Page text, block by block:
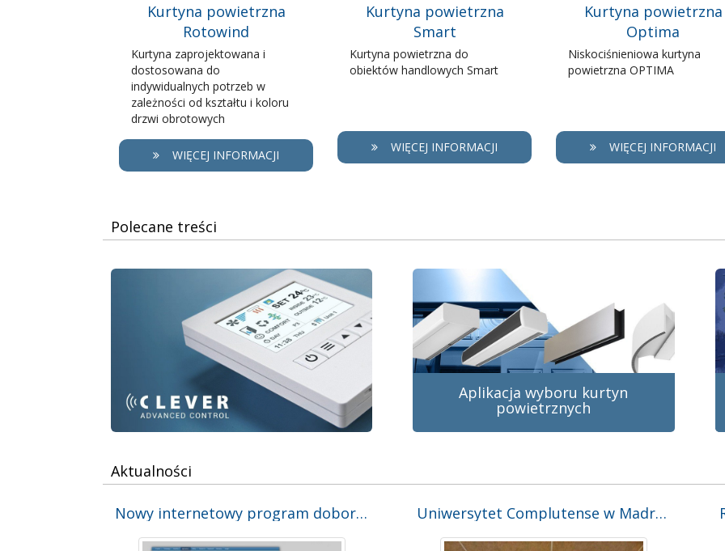
Kurtyna powietrzna
Rotowind
Kurtyna zaprojektowana i
dostosowana do
indywidualnych potrzeb w
zależności od kształtu i koloru
drzwi obrotowych
WIĘCEJ INFORMACJI
Kurtyna powietrzna
Smart
Kurtyna powietrzna do
obiektów handlowych Smart
WIĘCEJ INFORMACJI
Kurtyna powietrzna
Optima
Niskociśnieniowa kurtyna
powietrzna OPTIMA
WIĘCEJ INFORMACJI
Polecane treści
Aplikacja wyboru kurtyn
powietrznych
Aktualności
Nowy internetowy program doboru kurtyn powietrznych Uniwersytet Complutense w Madrycie wyposaża swoje akademiki w dezynfekujące kurtyny powietrzne i Wallisair